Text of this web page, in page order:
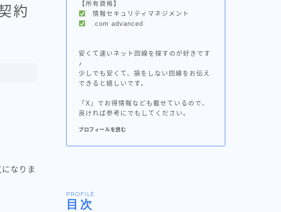
約
なりま
【所有資格】
情報セキュリティマネジメント
.com advanced
安くて速いネット回線を探すのが好きです
♪
少しでも安くて、損をしない回線をお伝え
できると嬉しいです。
「X」でお得情報なども載せているので、
良ければ参考にでもしてください。
プロフィールを読む
PROFILE
目次